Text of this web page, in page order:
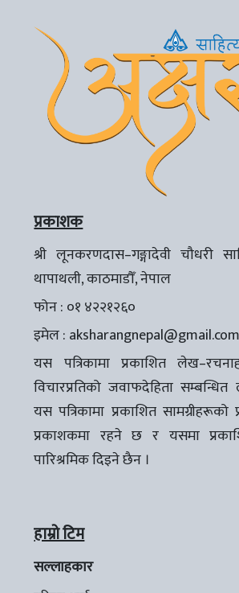
प्रकाशक
श्री लूनकरणदास–गङ्गादेवी चौधरी
थापाथली, काठमाडौँ, नेपाल
फोन : ०१ ४२२१२६०
इमेल : aksharangnepal@gmail.com
यस पत्रिकामा प्रकाशित
विचारप्रतिको जवाफदेहिता
यस पत्रिकामा प्रकाशित सामग्रीहरूको
प्रकाशकमा रहने छ र यसमा
पारिश्रमिक दिइने छैन ।
हाम्रो टिम
सल्लाहकार